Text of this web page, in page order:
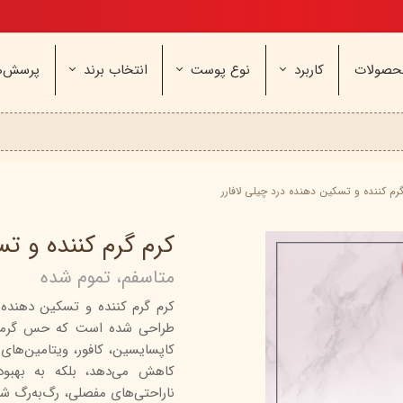
کاربرد
عطر - ادکلن
اسپری بدن
دئودرانت - مام
نوع پوست انتخاب برند
نیوره بیول
ایپک
شون
ویتابلا سینره
سیلکر
سی‌گل
ویتالیر
هرمودر
کننده و تسکین دهنده درد چیلی لافارر
کرم گرم کننده و
متاسفم، تموم شده
کرم گرم کننده و تسکین دهنده
طراحی شده است که حس گرما
کاهش می‌دهد، بلکه به
ناراحتی‌های مفصلی، رگ‌به‌رگ